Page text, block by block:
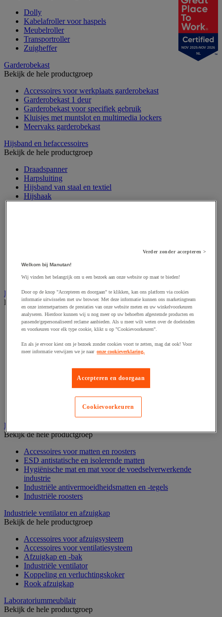
Dolly
Kabelafroller voor haspels
Meubelroller
Transportroller
Zuigheffer
Garderobekast
Bekijk de hele productgroep
Accessoires voor werkplaats garderobekast
Garderobekast 1 deur
Garderobekast voor specifiek gebruik
Kluisjes met muntslot en multimedia lockers
Meervaks garderobekast
Hijsband en hefaccessoires
Bekijk de hele productgroep
Draadspanner
Harpsluiting
Hijsband van staal en textiel
Hijshaak
Stalen ketting
Touw en draad
Industriële en magazijnstellingen
Bekijk de hele productgroep
Doorschuifstelling en doorrolstelling
Draagarmstelling voor lange lasten
Lichte stelling
Middelzware stelling
Stelling voor detail- en groothandel
Stellingen voor de automobielindustrie
Industriële mat, tegel en rooster
Bekijk de hele productgroep
Accessoires voor matten en roosters
ESD antistatische en isolerende matten
Hygiënische mat en mat voor de voedselverwerkende
industrie
Industriële antivermoeidheidsmatten en -tegels
Industriële roosters
Industriele ventilator en afzuigkap
Bekijk de hele productgroep
Accessoires voor afzuigsysteem
Accessoires voor ventilatiesysteem
Afzuigkap en -bak
Industriële ventilator
Koppeling en verluchtingskoker
Rook afzuigkap
Laboratoriummeubilair
Bekijk de hele productgroep
NOV 2025-NOV 2026
NL
Verder zonder accepteren >
Welkom bij Manutan!
Wij vinden het belangrijk om u een bezoek aan onze website op maat te bieden!
Door op de knop "Accepteren en doorgaan" te klikken, kan ons platform via cookies
informatie uitwisselen met uw browser. Met deze informatie kunnen ons marketingteam
en onze internetpartners de prestaties van onze website meten en uw winkelvoorkeuren
analyseren. Hierdoor kunnen wij u nog meer op uw behoeften afgestemde producten en
passende/gepersonaliseerd reclame aanbieden. Als u meer wilt weten over de doeleinden
en voorkeuren voor elk type cookie, klikt u op "Cookievoorkeuren".
En als je ervoor kiest om je bezoek zonder cookies voort te zetten, mag dat ook! Voor
meer informatie verwijzen we je naar onze cookieverklaring.
Accepteren en doorgaan
Cookievoorkeuren